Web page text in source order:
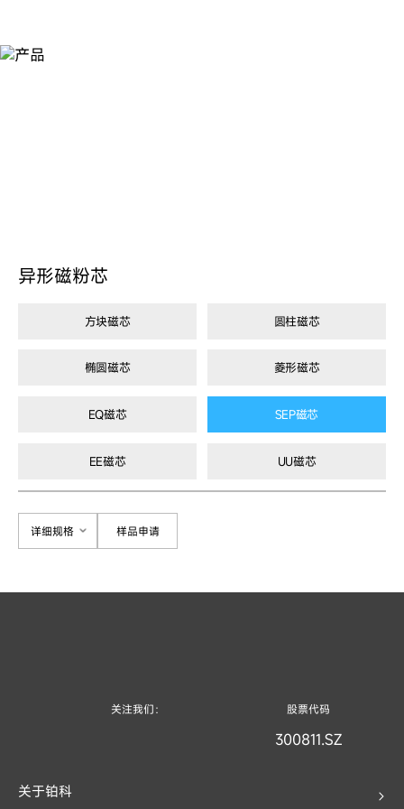
异形磁粉芯
方块磁芯 圆柱磁芯
椭圆磁芯 菱形磁芯
EQ磁芯 SEP磁芯
EE磁芯 UU磁芯
详细规格 样品申请
关注我们： 股票代码
300811.SZ
关于铂科